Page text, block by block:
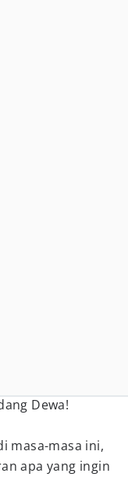
Dewa!
masa-masa ini,
apa yang ingin